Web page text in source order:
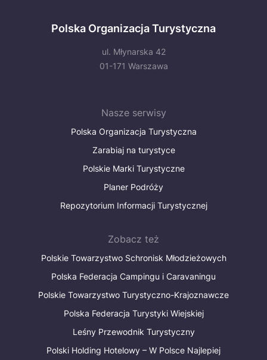
Polska Organizacja Turystyczna
ul. Młynarska 42
01-171 Warszawa
Nasze serwisy
Polska Organizacja Turystyczna
Zarabiaj na turystyce
Polskie Marki Turystyczne
Planer Podróży
Repozytorium Informacji Turystycznej
Zobacz też
Polskie Towarzystwo Schronisk Młodzieżowych
Polska Federacja Campingu i Caravaningu
Polskie Towarzystwo Turystyczno-Krajoznawcze
Polska Federacja Turystyki Wiejskiej
Leśny Przewodnik Turystyczny
Polski Holding Hotelowy – W Polsce Najlepiej